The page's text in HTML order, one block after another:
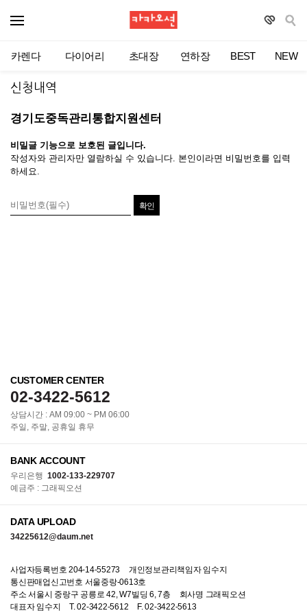
카렌다 다이어리 초대장 연하장 BEST NEW
신청내역
경기도중독관리통합지원센터
비밀글 기능으로 보호된 글입니다.
작성자와 관리자만 열람하실 수 있습니다. 본인이라면 비밀번호를 입력
하세요.
CUSTOMER CENTER
02-3422-5612
상담시간 : AM 09:00 ~ PM 06:00
주일, 주말, 공휴일 휴무
BANK ACCOUNT
우리은행 1002-133-229707
예금주 : 그래픽오션
DATA UPLOAD
34225612@daum.net
사업자등록번호 204-14-55273
개인정보관리책임자 임수지
통신판매업신고번호 서울중랑-0613호
주소 서울시 중랑구 공릉로 42, W7빌딩 6, 7층
회사명 그래픽오션
대표자 임수지
T. 02-3422-5612
F. 02-3422-5613